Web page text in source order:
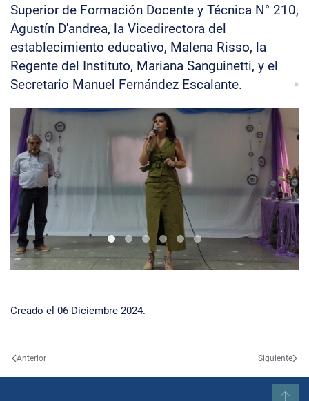
Superior de Formación Docente y Técnica N° 210,
Agustín D'andrea, la Vicedirectora del
establecimiento educativo, Malena Risso, la
Regente del Instituto, Mariana Sanguinetti, y el
Secretario Manuel Fernández Escalante.
Diplomas2024isfdyt2101
Diplomas2024isfdyt2100
Diplomas2024isfdyt2102
Diplomas2024isfdyt2103
Diplomas2024isfdyt2104
Creado el 06 Diciembre 2024.
Anterior Siguiente